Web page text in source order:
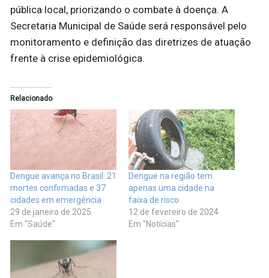
pública local, priorizando o combate à doença. A
Secretaria Municipal de Saúde será responsável pelo
monitoramento e definição das diretrizes de atuação
frente à crise epidemiológica.
Relacionado
Dengue avança no Brasil: 21
mortes confirmadas e 37
cidades em emergência
29 de janeiro de 2025
Em "Saúde"
Dengue na região tem
apenas uma cidade na
faixa de risco
12 de fevereiro de 2024
Em "Notícias"